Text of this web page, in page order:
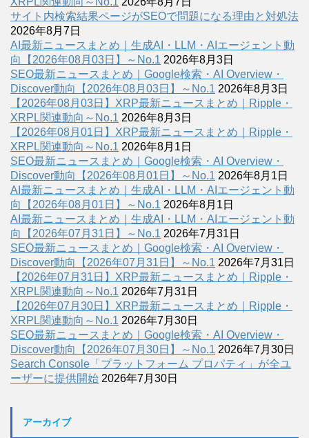
サイト内検索結果ページがSEOで問題になる理由と対処法
2026年8月7日
AI最新ニュースまとめ｜生成AI・LLM・AIエージェント動
向【2026年08月03日】～No.1 2026年8月3日
SEO最新ニュースまとめ｜Google検索・AI Overview・
Discover動向【2026年08月03日】～No.1 2026年8月3日
【2026年08月03日】XRP最新ニュースまとめ｜Ripple・
XRPL関連動向～No.1 2026年8月3日
【2026年08月01日】XRP最新ニュースまとめ｜Ripple・
XRPL関連動向～No.1 2026年8月1日
SEO最新ニュースまとめ｜Google検索・AI Overview・
Discover動向【2026年08月01日】～No.1 2026年8月1日
AI最新ニュースまとめ｜生成AI・LLM・AIエージェント動
向【2026年08月01日】～No.1 2026年8月1日
AI最新ニュースまとめ｜生成AI・LLM・AIエージェント動
向【2026年07月31日】～No.1 2026年7月31日
SEO最新ニュースまとめ｜Google検索・AI Overview・
Discover動向【2026年07月31日】～No.1 2026年7月31日
【2026年07月31日】XRP最新ニュースまとめ｜Ripple・
XRPL関連動向～No.1 2026年7月31日
【2026年07月30日】XRP最新ニュースまとめ｜Ripple・
XRPL関連動向～No.1 2026年7月30日
SEO最新ニュースまとめ｜Google検索・AI Overview・
Discover動向【2026年07月30日】～No.1 2026年7月30日
Search Console「プラットフォーム プロパティ」が全ユ
ーザーに提供開始 2026年7月30日
アーカイブ